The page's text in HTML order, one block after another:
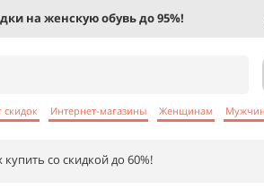
на женскую обувь до 95%!
скидок Интернет-магазины Женщинам
со скидкой до 60%!